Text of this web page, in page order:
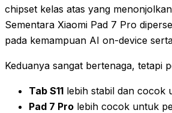
chipset kelas atas yang
Sementara Xiaomi Pad 7 Pro
pada kemampuan AI on-device
Keduanya sangat bertenaga, tetapi
Tab S11 lebih stabil dan cocok
Pad 7 Pro lebih cocok untuk